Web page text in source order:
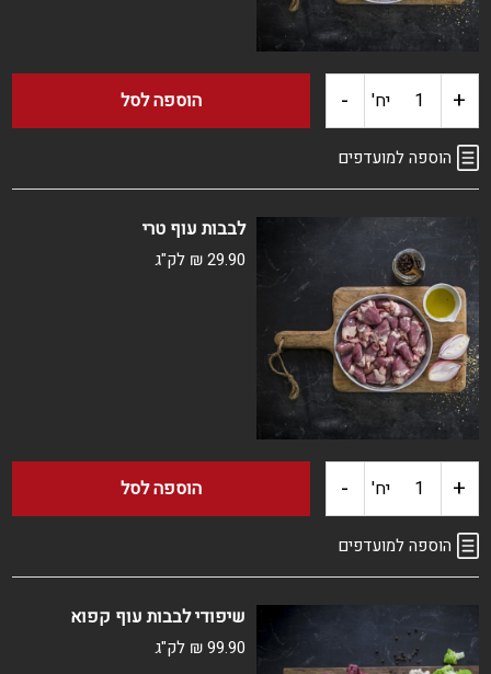
+ כמות
של
עוף
ארוז
קפוא
יח' - הוספה לסל
הוספה למועדפים
לבבות עוף טרי
₪29.90 לק"ג
+ כמות
של
עוף
יח' - הוספה לסל
הוספה למועדפים
שיפודי לבבות עוף קפוא
₪99.90 לק"ג